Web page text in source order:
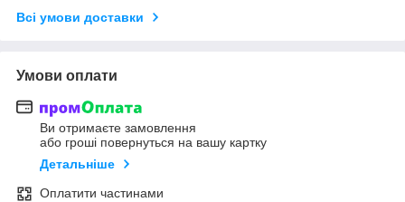
Всі умови доставки
Умови оплати
Ви отримаєте замовлення
або гроші повернуться на вашу картку
Детальніше
Оплатити частинами